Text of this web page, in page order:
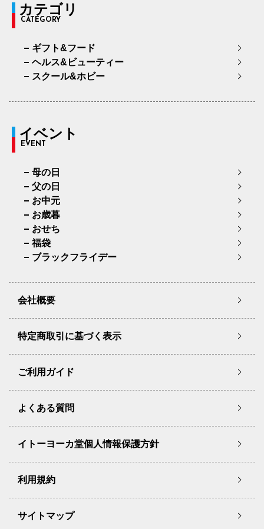
カテゴリ
CATEGORY
ギフト&フード
ヘルス&ビューティー
スクール&ホビー
イベント
EVENT
母の日
父の日
お中元
お歳暮
おせち
福袋
ブラックフライデー
会社概要
特定商取引に基づく表示
ご利用ガイド
よくある質問
イトーヨーカ堂個人情報保護方針
利用規約
サイトマップ